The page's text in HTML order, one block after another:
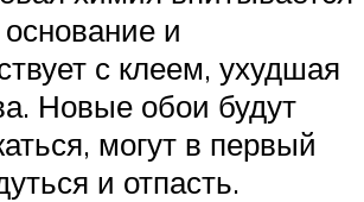
и
с клеем, ухудшая
Новые обои будут
могут в первый
и отпасть.